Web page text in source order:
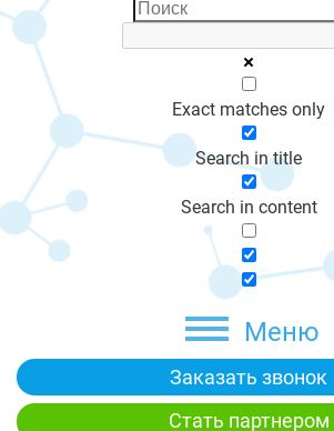
Exact matches only
Search in title
Search in content
Меню
Заказать звонок
Стать партнером